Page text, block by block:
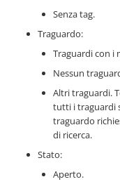
Senza tag.
Traguardo:
Traguardi con i
Nessun
Altri traguardi.
tutti i traguardi
traguardo
di ricerca.
Stato:
Aperto.